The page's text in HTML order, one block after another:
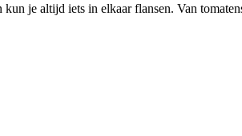
je altijd iets in elkaar flansen. Van